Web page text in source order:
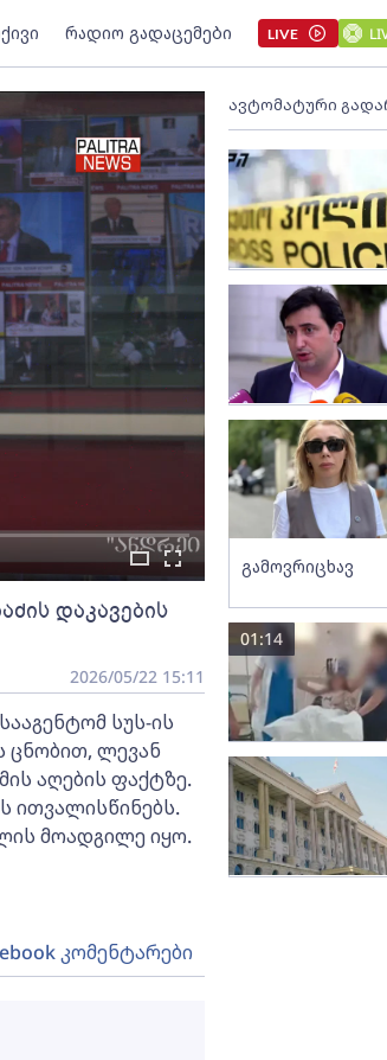
რადიო გადაცემები LIVE
დაკავების
2026/05/22 15:11
სუს-ის
ცნობით, ლევან
აღების ფაქტზე.
ითვალისწინებს.
მოადგილე იყო.
ავტომატური
გამოვრიცხავ
01:14
კომენტარები